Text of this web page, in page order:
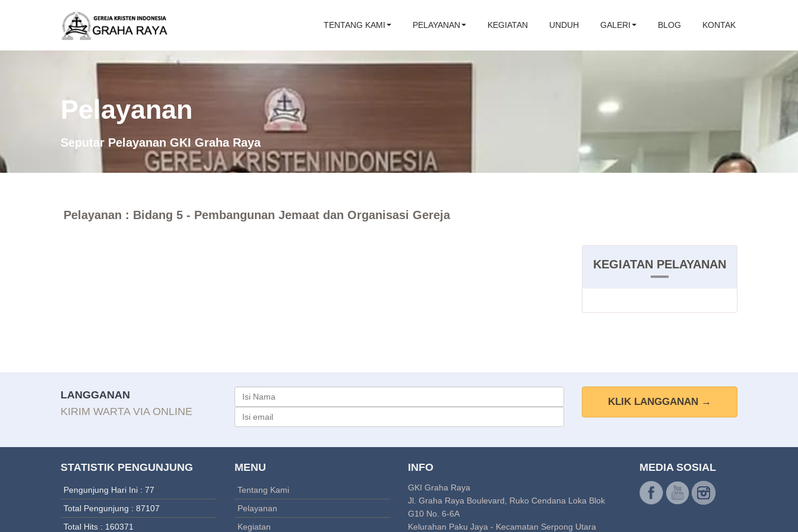
TENTANG KAMI PELAYANAN KEGIATAN UNDUH GALERI BLOG KONTAK
Pelayanan
Seputar Pelayanan GKI Graha Raya
Pelayanan : Bidang 5 - Pembangunan Jemaat dan Organisasi Gereja
KEGIATAN PELAYANAN
LANGGANAN
KIRIM WARTA VIA ONLINE
KLIK LANGGANAN →
STATISTIK PENGUNJUNG
Pengunjung Hari Ini : 77
Total Pengunjung : 87107
Total Hits : 160371
MENU
Tentang Kami
Pelayanan
Kegiatan
INFO
GKI Graha Raya
Jl. Graha Raya Boulevard, Ruko Cendana Loka Blok
G10 No. 6-6A
Kelurahan Paku Jaya - Kecamatan Serpong Utara
MEDIA SOSIAL